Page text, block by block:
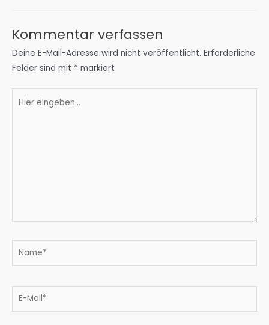
Kommentar verfassen
Deine E-Mail-Adresse wird nicht veröffentlicht. Erforderliche
Felder sind mit * markiert
eingeben…
Name*
E-